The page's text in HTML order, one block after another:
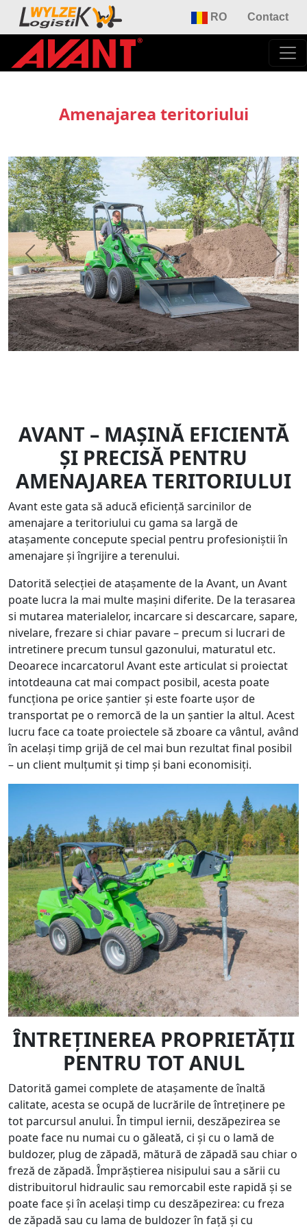
RO Contact
Amenajarea teritoriului
Previous Next
AVANT – MAȘINĂ EFICIENTĂ
ȘI PRECISĂ PENTRU
AMENAJAREA TERITORIULUI
Avant este gata să aducă eficiență sarcinilor de
amenajare a teritoriului cu gama sa largă de
atașamente concepute special pentru profesioniștii în
amenajare și îngrijire a terenului.
Datorită selecției de atașamente de la Avant, un Avant
poate lucra la mai multe mașini diferite. De la terasarea
si mutarea materialelor, incarcare si descarcare, sapare,
nivelare, frezare si chiar pavare – precum si lucrari de
intretinere precum tunsul gazonului, maturatul etc.
Deoarece incarcatorul Avant este articulat si proiectat
intotdeauna cat mai compact posibil, acesta poate
funcționa pe orice șantier și este foarte ușor de
transportat pe o remorcă de la un șantier la altul. Acest
lucru face ca toate proiectele să zboare ca vântul, având
în același timp grijă de cel mai bun rezultat final posibil
– un client mulțumit și timp și bani economisiți.
ÎNTREȚINEREA PROPRIETĂȚII
PENTRU TOT ANUL
Datorită gamei complete de atașamente de înaltă
calitate, acesta se ocupă de lucrările de întreținere pe
tot parcursul anului. În timpul iernii, deszăpezirea se
poate face nu numai cu o găleată, ci și cu o lamă de
buldozer, plug de zăpadă, mătură de zăpadă sau chiar o
freză de zăpadă. Împrăștierea nisipului sau a sării cu
distribuitorul hidraulic sau remorcabil este rapidă și se
poate face și în același timp cu deszăpezirea: cu freza
de zăpadă sau cu lama de buldozer în față și cu